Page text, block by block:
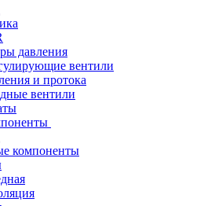
давления
вентили
и протока
вентили
компоненты